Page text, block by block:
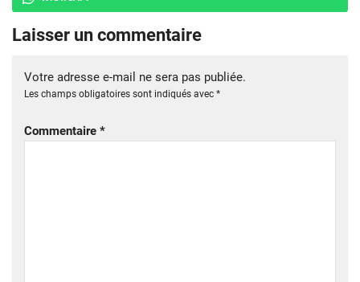
Laisser un commentaire
Votre adresse e-mail ne sera pas publiée.
Les champs obligatoires sont indiqués avec *
Commentaire *